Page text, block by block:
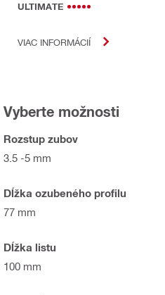
ULTIMATE
VIAC INFORMÁCIÍ
Vyberte možnosti
Rozstup zubov
3.5 -5 mm
Dĺžka ozubeného profilu
77 mm
Dĺžka listu
100 mm